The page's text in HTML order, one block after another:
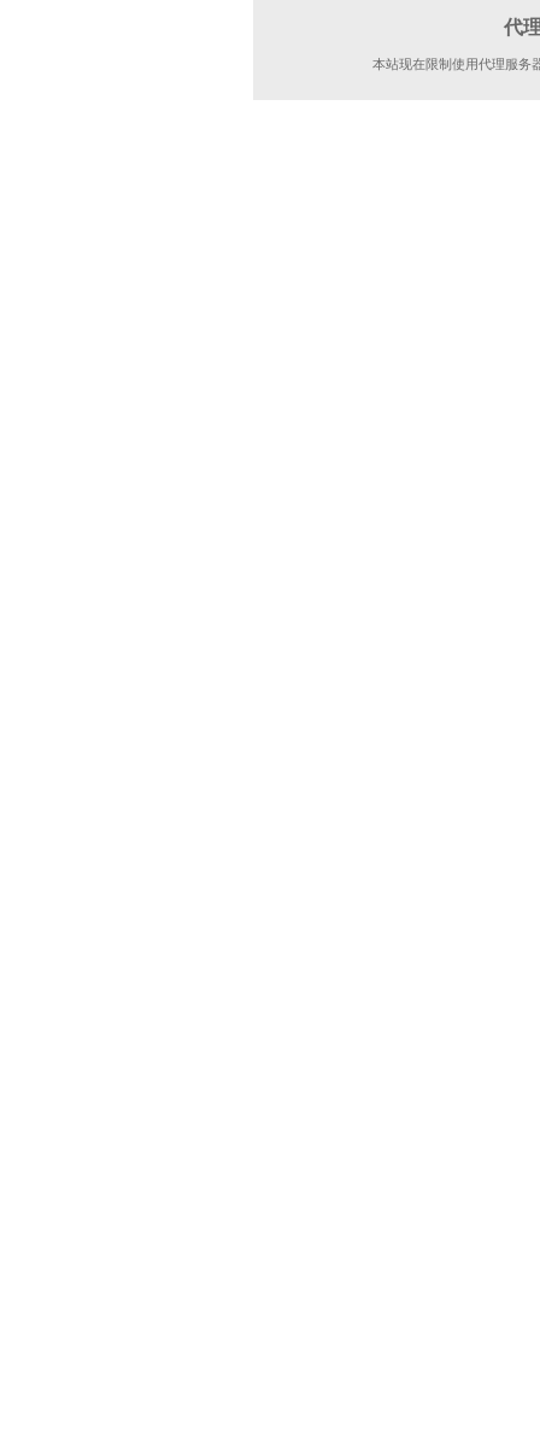
代
本站现在限制使用代理服务